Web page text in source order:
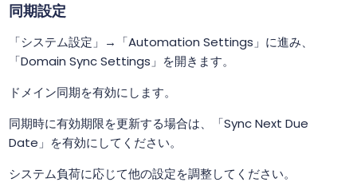
同期設定
「システム設定」→「Automation Settings」に進み、
「Domain Sync Settings」を開きます。
ドメイン同期を有効にします。
同期時に有効期限を更新する場合は、「Sync Next Due
Date」を有効にしてください。
システム負荷に応じて他の設定を調整してください。